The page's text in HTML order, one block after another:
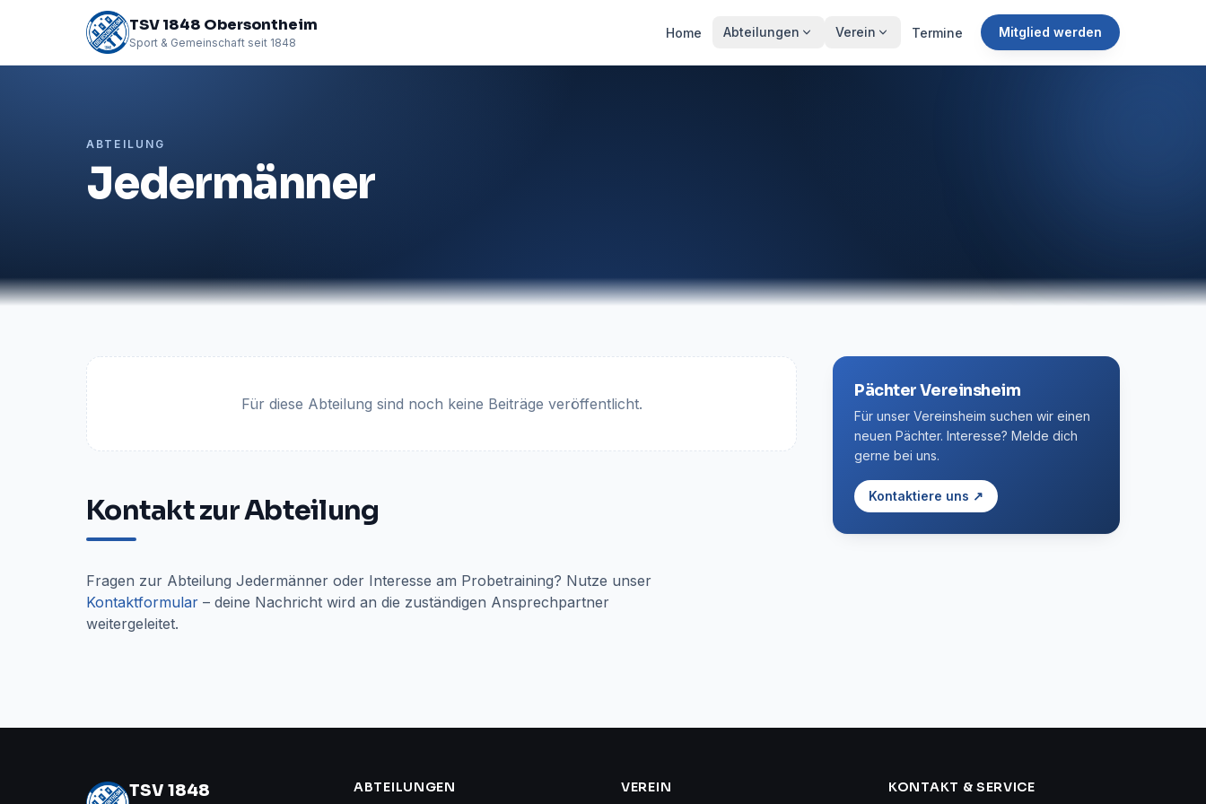
TSV 1848 Obersontheim
Sport & Gemeinschaft seit 1848
Home Abteilungen Verein Termine Mitglied werden
ABTEILUNG
Jedermänner
Für diese Abteilung sind noch keine Beiträge veröffentlicht.
Kontakt zur Abteilung
Fragen zur Abteilung Jedermänner oder Interesse am Probetraining? Nutze unser
Kontaktformular – deine Nachricht wird an die zuständigen Ansprechpartner
weitergeleitet.
Pächter Vereinsheim
Für unser Vereinsheim suchen wir einen
neuen Pächter. Interesse? Melde dich
gerne bei uns.
Kontaktiere uns ↗
TSV 1848 ABTEILUNGEN VEREIN KONTAKT & SERVICE